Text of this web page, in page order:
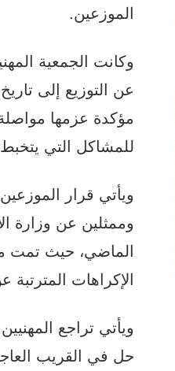
الموزعين.
وكانت الجمعية
مؤكدة عزمها
للمشاكل التي
ويأتي قرار
وممثلين عن وزارة
الماضي، حيث تمت
الإكراهات
ويأتي تراجع
حل في القريب